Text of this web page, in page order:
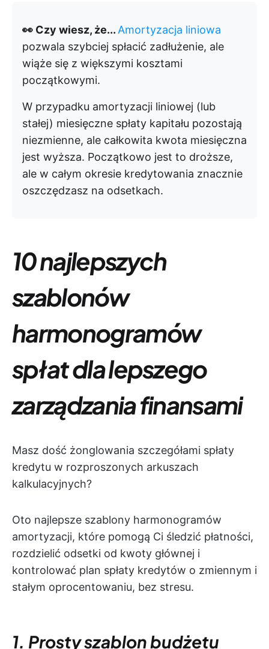
👀 Czy wiesz, że... Amortyzacja liniowa
pozwala szybciej spłacić zadłużenie, ale
wiąże się z większymi kosztami
początkowymi.
W przypadku amortyzacji liniowej (lub
stałej) miesięczne spłaty kapitału pozostają
niezmienne, ale całkowita kwota miesięczna
jest wyższa. Początkowo jest to droższe,
ale w całym okresie kredytowania znacznie
oszczędzasz na odsetkach.
10 najlepszych
szablonów
harmonogramów
spłatdla lepszego
zarządzania finansami
Masz dość żonglowania szczegółami spłaty
kredytu w rozproszonych arkuszach
kalkulacyjnych?
Oto najlepsze szablony harmonogramów
amortyzacji, które pomogą Ci śledzić płatności,
rozdzielić odsetki od kwoty głównej i
kontrolować plan spłaty kredytów o zmiennym i
stałym oprocentowaniu, bez stresu.
1. Prosty szablon budżetu